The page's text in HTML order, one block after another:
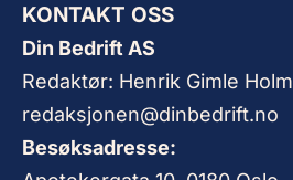
KONTAKT OSS
Din Bedrift AS
Redaktør: Henrik Gimle Holm
redaksjonen@dinbedrift.no
Besøksadresse: